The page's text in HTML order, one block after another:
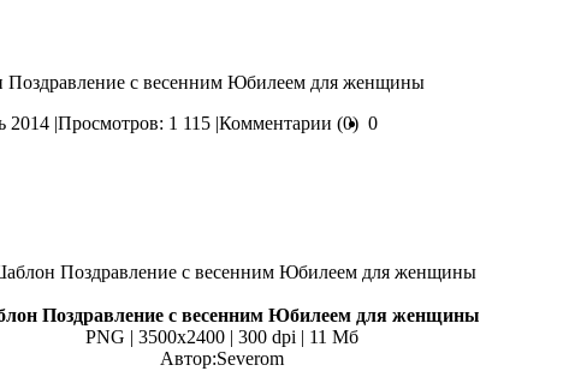
Поздравление с весенним Юбилеем для женщины
2014 |Просмотров: 1 115 |Комментарии (0) 0
Поздравление с весенним Юбилеем для женщины
PNG | 3500х2400 | 300 dpi | 11 Мб
Автор:Severom